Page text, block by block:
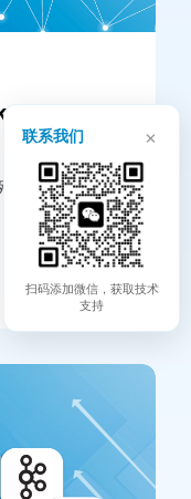
-跨互联网数
联系我们 ×
扫码添加微信，获取技术
支持